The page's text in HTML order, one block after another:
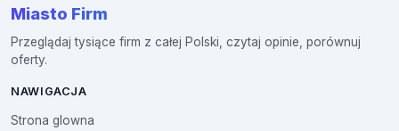
Miasto Firm
Przeglądaj tysiące firm z całej Polski, czytaj opinie, porównuj
oferty.
NAWIGACJA
Strona glowna